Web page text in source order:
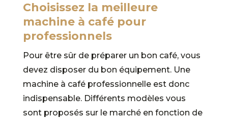
Choisissez la meilleure
machine à café pour
professionnels
Pour être sûr de préparer un bon café, vous
devez disposer du bon équipement. Une
machine à café professionnelle est donc
indispensable. Différents modèles vous
sont proposés sur le marché en fonction de